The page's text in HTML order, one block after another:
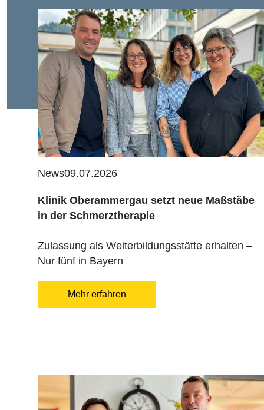
News09.07.2026
Klinik Oberammergau setzt neue Maßstäbe
in der Schmerztherapie
Zulassung als Weiterbildungsstätte erhalten –
Nur fünf in Bayern
Mehr erfahren